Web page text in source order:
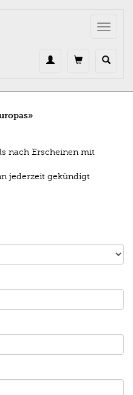
Toggle
nach Erscheinen mit
jederzeit gekündigt